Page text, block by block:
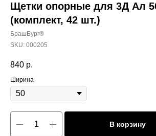
Щетки опорные для 3Д Ал
(комплект, 42 шт.)
БрашБург®
SKU: 000205
840 р.
Ширина
В корзину